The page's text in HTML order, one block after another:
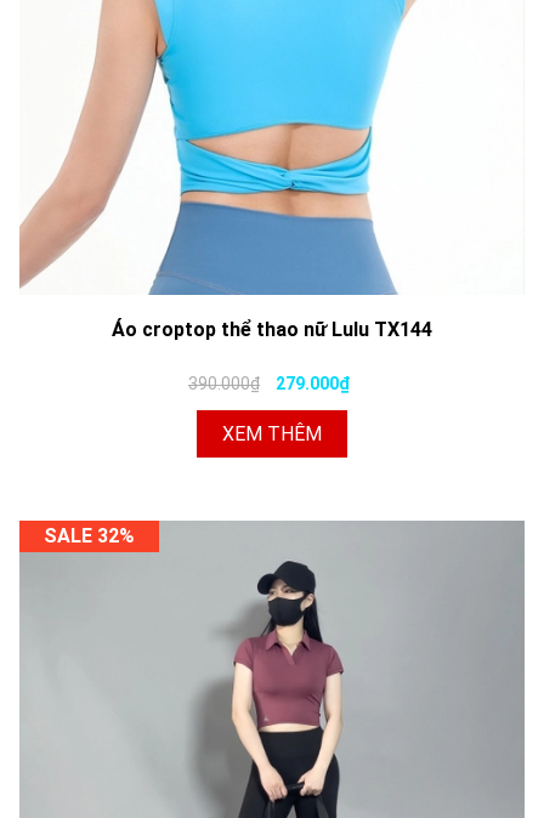
Áo croptop thể thao nữ Lulu TX144
390.000₫ 279.000₫
XEM THÊM
SALE 32%